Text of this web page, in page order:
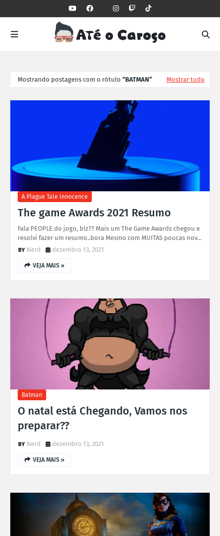
Mostrando postagens com o rótulo BATMAN Mostrar tudo
A Plague Tale Innocence
The game Awards 2021 Resumo
Fala PEOPLE do jogo, blz?? Mais um The Game Awards chegou e
resolvi fazer um resumo..bora Mesmo com MUITAS poucas nov…
Nerd
dezembro 13, 2021
VEJA MAIS »
Batman
O natal está Chegando, Vamos nos
preparar??
Nerd dezembro 13, 2021
VEJA MAIS »